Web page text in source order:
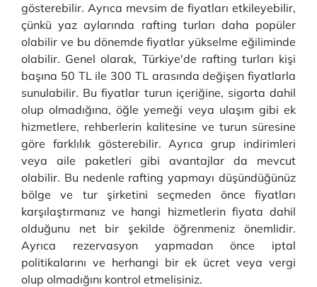
gösterebilir. Ayrıca mevsim de fiyatları etkileyebilir,
çünkü yaz aylarında rafting turları daha popüler
olabilir ve bu dönemde fiyatlar yükselme eğiliminde
olabilir. Genel olarak, Türkiye'de rafting turları kişi
başına 50 TL ile 300 TL arasında değişen fiyatlarla
sunulabilir. Bu fiyatlar turun içeriğine, sigorta dahil
olup olmadığına, öğle yemeği veya ulaşım gibi ek
hizmetlere, rehberlerin kalitesine ve turun süresine
göre farklılık gösterebilir. Ayrıca grup indirimleri
veya aile paketleri gibi avantajlar da mevcut
olabilir. Bu nedenle rafting yapmayı düşündüğünüz
bölge ve tur şirketini seçmeden önce fiyatları
karşılaştırmanız ve hangi hizmetlerin fiyata dahil
olduğunu net bir şekilde öğrenmeniz önemlidir.
Ayrıca rezervasyon yapmadan önce iptal
politikalarını ve herhangi bir ek ücret veya vergi
olup olmadığını kontrol etmelisiniz.